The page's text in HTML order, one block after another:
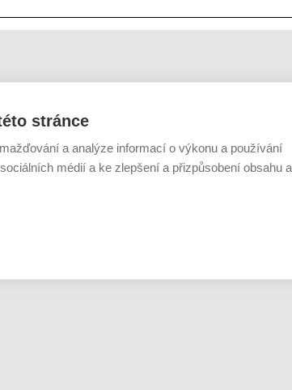
stránce
a analýze informací o výkonu a používání
médií a ke zlepšení a přizpůsobení obsahu a